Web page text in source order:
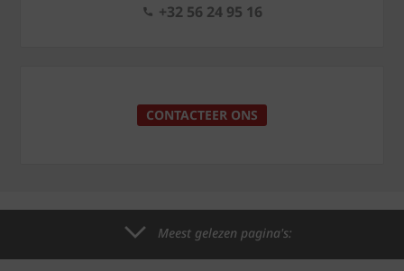
+32 56 24 95 16
CONTACTEER ONS
Meest gelezen pagina's: